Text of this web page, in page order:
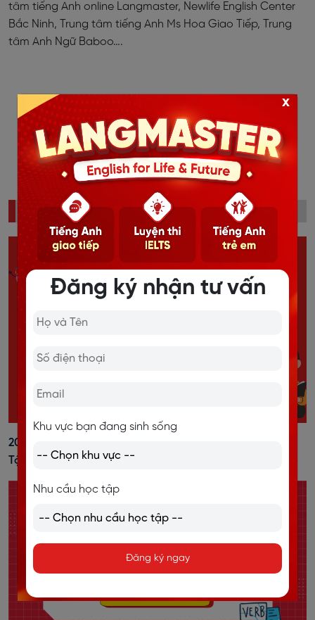
tâm tiếng Anh online Langmaster, Newlife English Center
Bắc Ninh, Trung tâm tiếng Anh Ms Hoa Giao Tiếp, Trung
tâm Anh Ngữ Baboo….
‹ 1 2 ... 6 8 9 10 11
12 ... 24 25 ›
ĐỌC NHIỀU
20+ Cách Đánh Trọng Âm Tiếng Anh Dễ Nhớ, Kèm Bài
Tập Vận Dụng
Đăng ký nhận tư vấn
Khu vực bạn đang sinh sống
Nhu cầu học tập
Đăng ký ngay
x